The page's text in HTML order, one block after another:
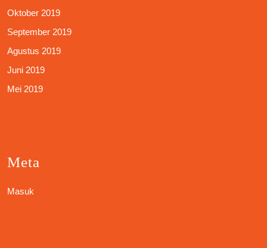
Oktober 2019
September 2019
Agustus 2019
Juni 2019
Mei 2019
Meta
Masuk